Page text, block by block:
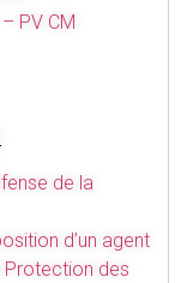
PV CM
de la
d’un agent
Protection des